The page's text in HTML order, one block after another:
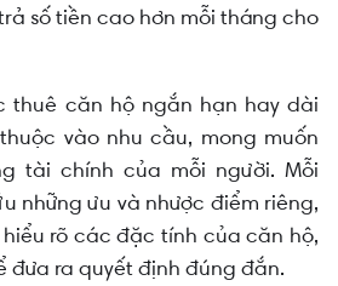
số tiền cao hơn mỗi tháng cho
thuê căn hộ ngắn hạn hay dài
vào nhu cầu, mong muốn
tài chính của mỗi người. Mỗi
những ưu và nhược điểm riêng,
rõ các đặc tính của căn hộ,
đưa ra quyết định đúng đắn.